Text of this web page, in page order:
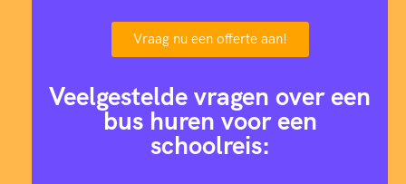
Vraag nu een offerte aan!
Veelgestelde vragen over een
bus huren voor een
schoolreis: